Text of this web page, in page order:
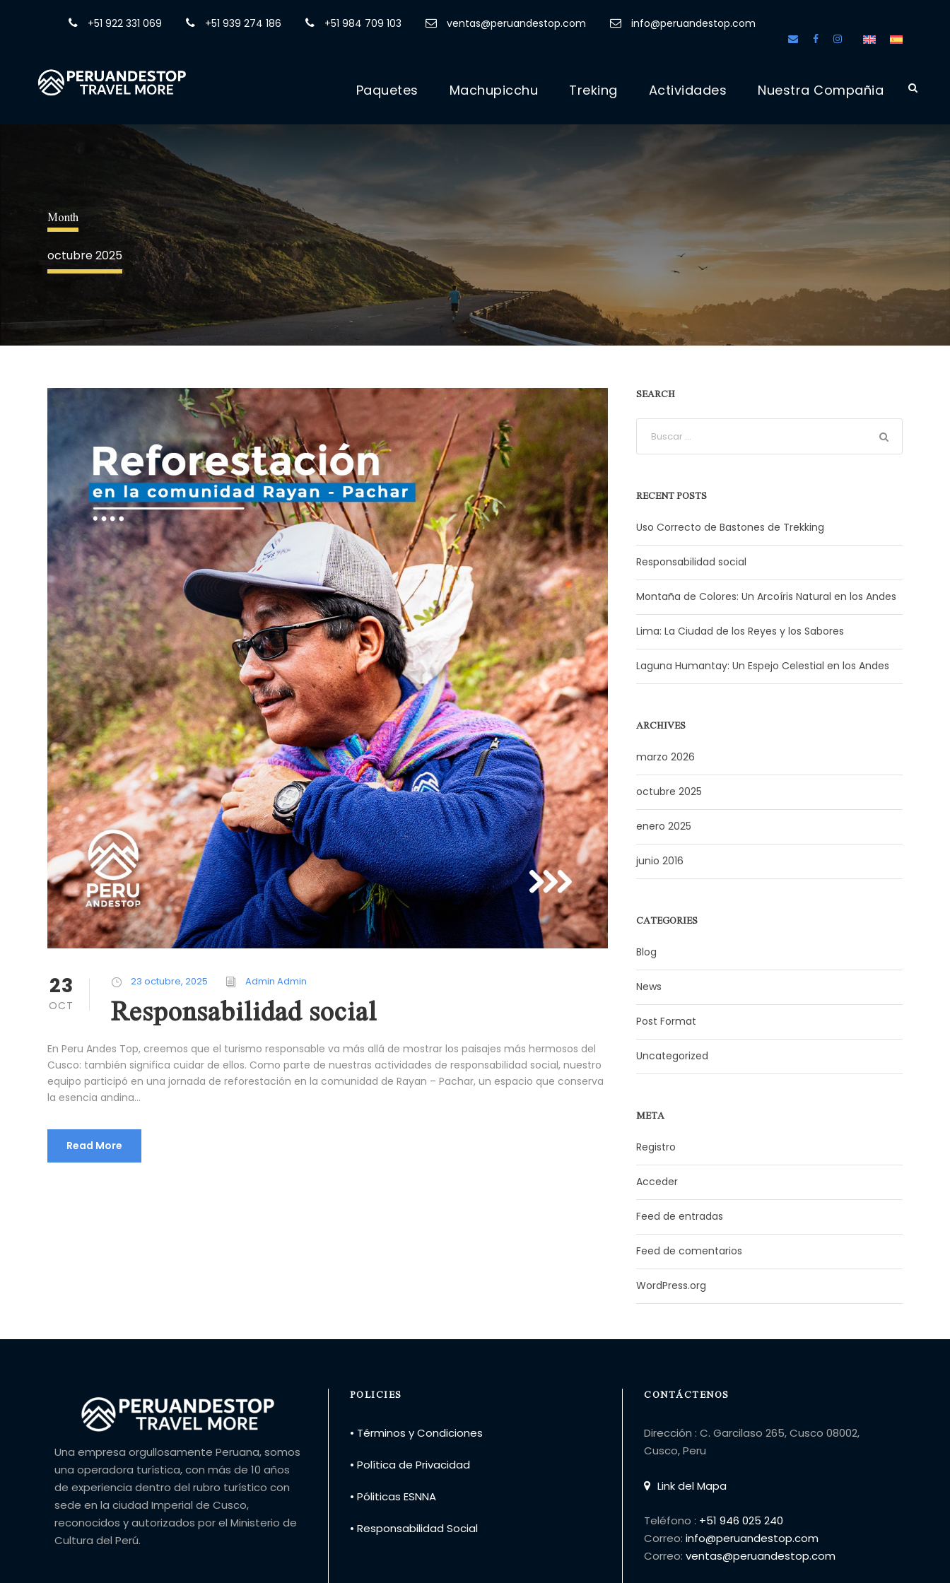
+51 922 331 069 +51 939 274 186 +51 984 709 103 ventas@peruandestop.com info@peruandestop.com
Paquetes Machupicchu Treking Actividades Nuestra Compañia
Month
octubre 2025
23
OCT
23 octubre, 2025 Admin Admin
Responsabilidad social
En Peru Andes Top, creemos que el turismo responsable va más allá de mostrar los paisajes más hermosos del
Cusco: también significa cuidar de ellos. Como parte de nuestras actividades de responsabilidad social, nuestro
equipo participó en una jornada de reforestación en la comunidad de Rayan – Pachar, un espacio que conserva
la esencia andina...
Read More
SEARCH
RECENT POSTS
Uso Correcto de Bastones de Trekking
Responsabilidad social
Montaña de Colores: Un Arcoíris Natural en los Andes
Lima: La Ciudad de los Reyes y los Sabores
Laguna Humantay: Un Espejo Celestial en los Andes
ARCHIVES
marzo 2026
octubre 2025
enero 2025
junio 2016
CATEGORIES
Blog
News
Post Format
Uncategorized
META
Registro
Acceder
Feed de entradas
Feed de comentarios
WordPress.org
Una empresa orgullosamente Peruana, somos
una operadora turística, con más de 10 años
de experiencia dentro del rubro turístico con
sede en la ciudad Imperial de Cusco,
reconocidos y autorizados por el Ministerio de
Cultura del Perú.
POLICIES
• Términos y Condiciones
• Política de Privacidad
• Póliticas ESNNA
• Responsabilidad Social
CONTÁCTENOS
Dirección : C. Garcilaso 265, Cusco 08002,
Cusco, Peru
Link del Mapa
Teléfono : +51 946 025 240
Correo:info@peruandestop.com
Correo:ventas@peruandestop.com